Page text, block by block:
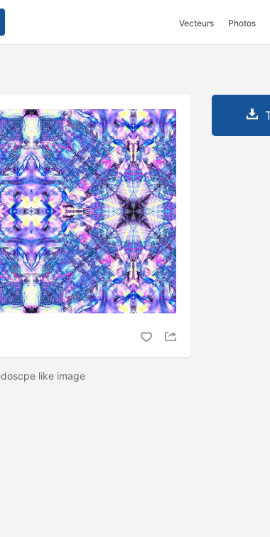
Vecteurs Photos
like image